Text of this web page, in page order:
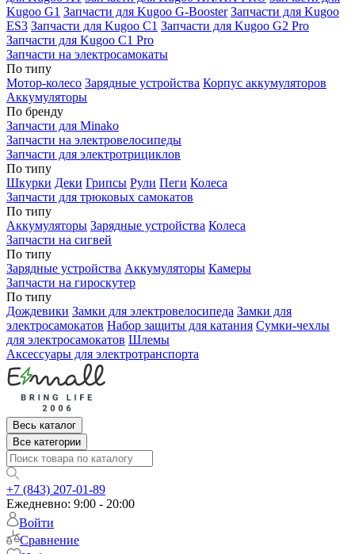
Kugoo G1 Запчасти для Kugoo G-Booster Запчасти для Kugoo
ES3 Запчасти для Kugoo C1 Запчасти для Kugoo G2 Pro
Запчасти для Kugoo C1 Pro
Запчасти на электросамокаты
По типу
Мотор-колесо Зарядные устройства Корпус аккумуляторов
Аккумуляторы
По бренду
Запчасти для Minako
Запчасти на электровелосипеды
Запчасти для электротрициклов
По типу
Шкурки Деки Грипсы Рули Пеги Колеса
Запчасти для трюковых самокатов
По типу
Аккумуляторы Зарядные устройства Колеса
Запчасти на сигвей
По типу
Зарядные устройства Аккумуляторы Камеры
Запчасти на гироскутер
По типу
Дождевики Замки для электровелосипеда Замки для
электросамокатов Набор защиты для катания Сумки-чехлы
для электросамокатов Шлемы
Аксессуары для электротранспорта
Весь каталог
Все категории
+7 (843) 207-01-89
Ежедневно: 9:00 - 20:00
Войти
Сравнение